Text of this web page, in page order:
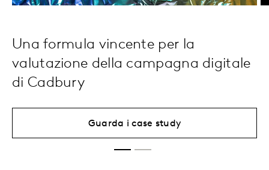
Una formula vincente per la
valutazione della campagna digitale
di Cadbury
Guarda i case study